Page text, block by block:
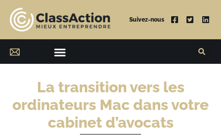
Suivez-nous
La transition vers les
ordinateurs Mac dans votre
cabinet d’avocats